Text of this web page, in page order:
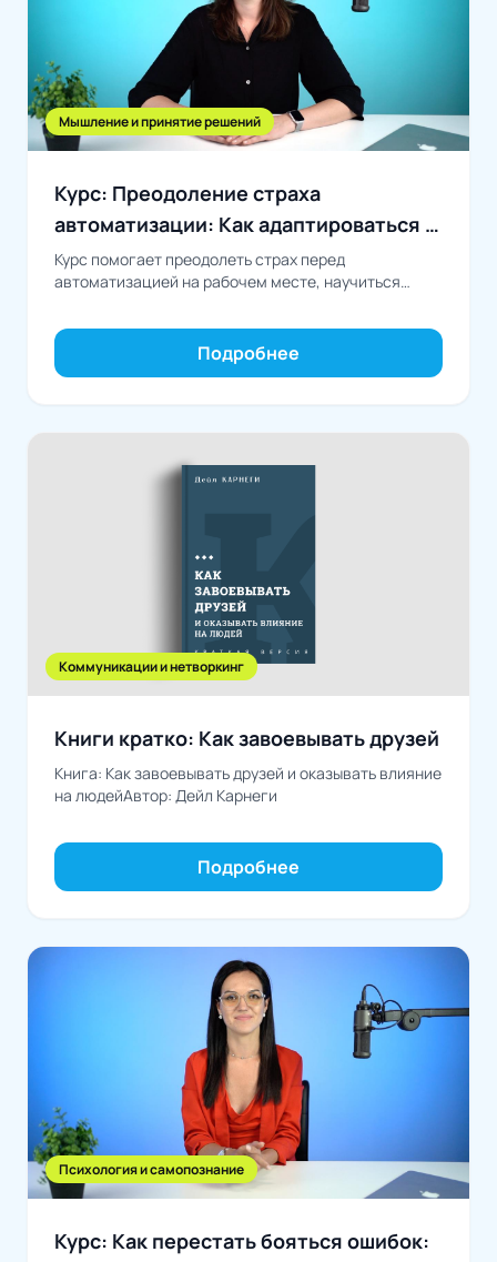
Мышление и принятие решений
Курс: Преодоление страха
автоматизации: Как адаптироваться к
технологическим изменениям
Курс помогает преодолеть страх перед
автоматизацией на рабочем месте, научиться
для успешного...
Подробнее
Коммуникации и нетворкинг
Книги кратко: Как завоевывать друзей
Книга: Как завоевывать друзей и оказывать влияние
на людейАвтор: Дейл Карнеги
Подробнее
Психология и самопознание
Курс: Как перестать бояться ошибок: